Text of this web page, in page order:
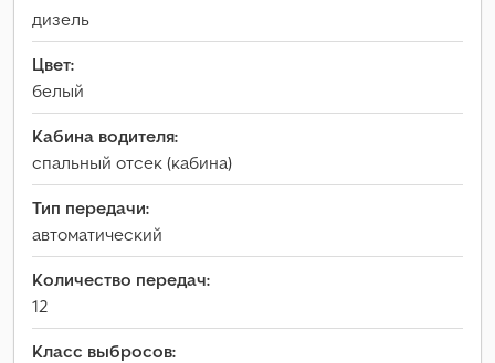
дизель
Цвет:
белый
Кабина водителя:
спальный отсек (кабина)
Тип передачи:
автоматический
Количество передач:
12
Класс выбросов: